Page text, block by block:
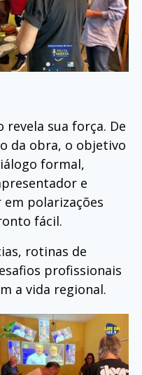
sua força. De
da obra, o objetivo
formal,
e
em polarizações
fácil.
rotinas de
profissionais
a vida regional.